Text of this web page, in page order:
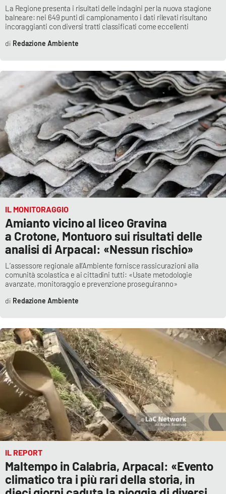
LAC
NETWORK
Lacplay.it
Lactv.it
Laconair.it
Lacitymag.it
Lacapitalenews.it
Ilreggino.it
Cosenzachannel.it
Ilvibonese.it
Catanzarochannel.it
APP
Apple
La Regione presenta i risultati delle indagini per la nuova stagione
balneare: nei 649 punti di campionamento i dati rilevati risultano
incoraggianti con diversi tratti classificati come eccellenti
Redazione Ambiente
IL MONITORAGGIO
Amianto vicino al liceo Gravina
a Crotone, Montuoro sui risultati delle
analisi di Arpacal: «Nessun rischio»
L’assessore regionale all’Ambiente fornisce rassicurazioni alla
comunità scolastica e ai cittadini tutti: «Usate metodologie
avanzate, monitoraggio e prevenzione proseguiranno»
Redazione Ambiente
IL REPORT
Maltempo in Calabria, Arpacal: «Evento
climatico tra i più rari della storia, in